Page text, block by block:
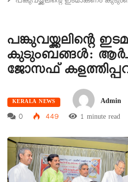
പങ്കുവയ്ക്കലിന്റെ
കുടുംബങ്ങൾ:
ജോസഫ്
KERALA NEWS Admin
0
449 1 minute read